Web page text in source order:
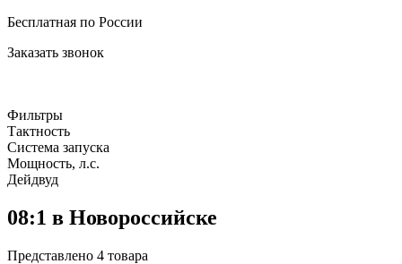
Бесплатная по России
Заказать звонок
Фильтры
Тактность
Система запуска
Мощность, л.с.
Дейдвуд
08:1 в Новороссийске
Представлено 4 товара